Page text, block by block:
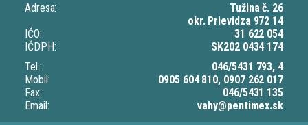
Adresa:
Tužina č. 26
okr. Prievidza 972 14
IČO:
31 622 054
IČDPH:
SK202 0434 174
Tel.:
046/5431 793, 4
Mobil:
0905 604 810, 0907 262 017
Fax:
046/5431 135
Email:
vahy@pentimex.sk